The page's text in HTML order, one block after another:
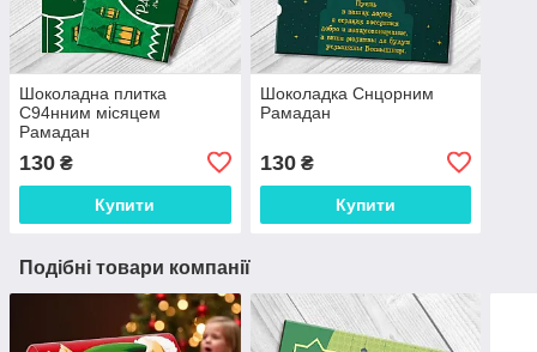
Шоколадна плитка
С94нним місяцем
Рамадан
130 ₴
Купити
Шоколадка Снцорним
Рамадан
130₴
Купити
Подібні товари компанії